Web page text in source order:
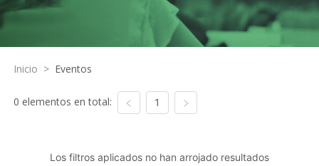
Inicio > Eventos
0 elementos en total: 1
Los filtros aplicados no han arrojado resultados